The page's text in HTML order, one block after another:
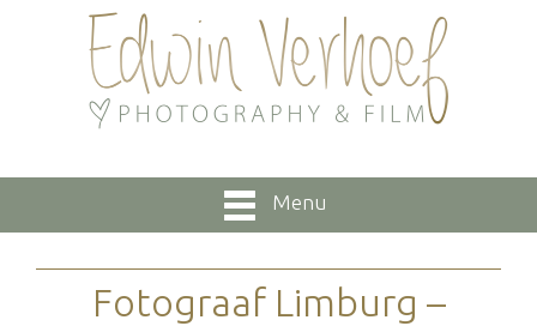
Menu
Fotograaf Limburg –